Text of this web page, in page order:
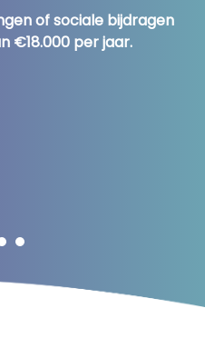
of sociale bijdragen
€18.000 per jaar.
job worden niet
en hebben
pensioen, vakantiegeld
waardoor je sociale